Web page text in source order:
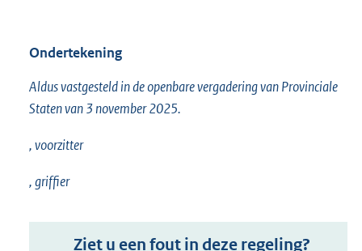
Ondertekening
Aldus vastgesteld in de openbare vergadering van Provinciale
Staten van 3 november 2025.
, voorzitter
, griffier
Ziet u een fout in deze regeling?